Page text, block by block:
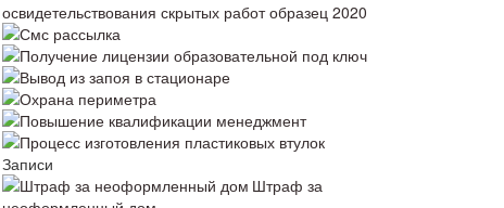
освидетельствования скрытых работ образец 2020
Смс рассылка
Получение лицензии образовательной под ключ
Вывод из запоя в стационаре
Охрана периметра
Повышение квалификации менеджмент
Процесс изготовления пластиковых втулок
Записи
Штраф за